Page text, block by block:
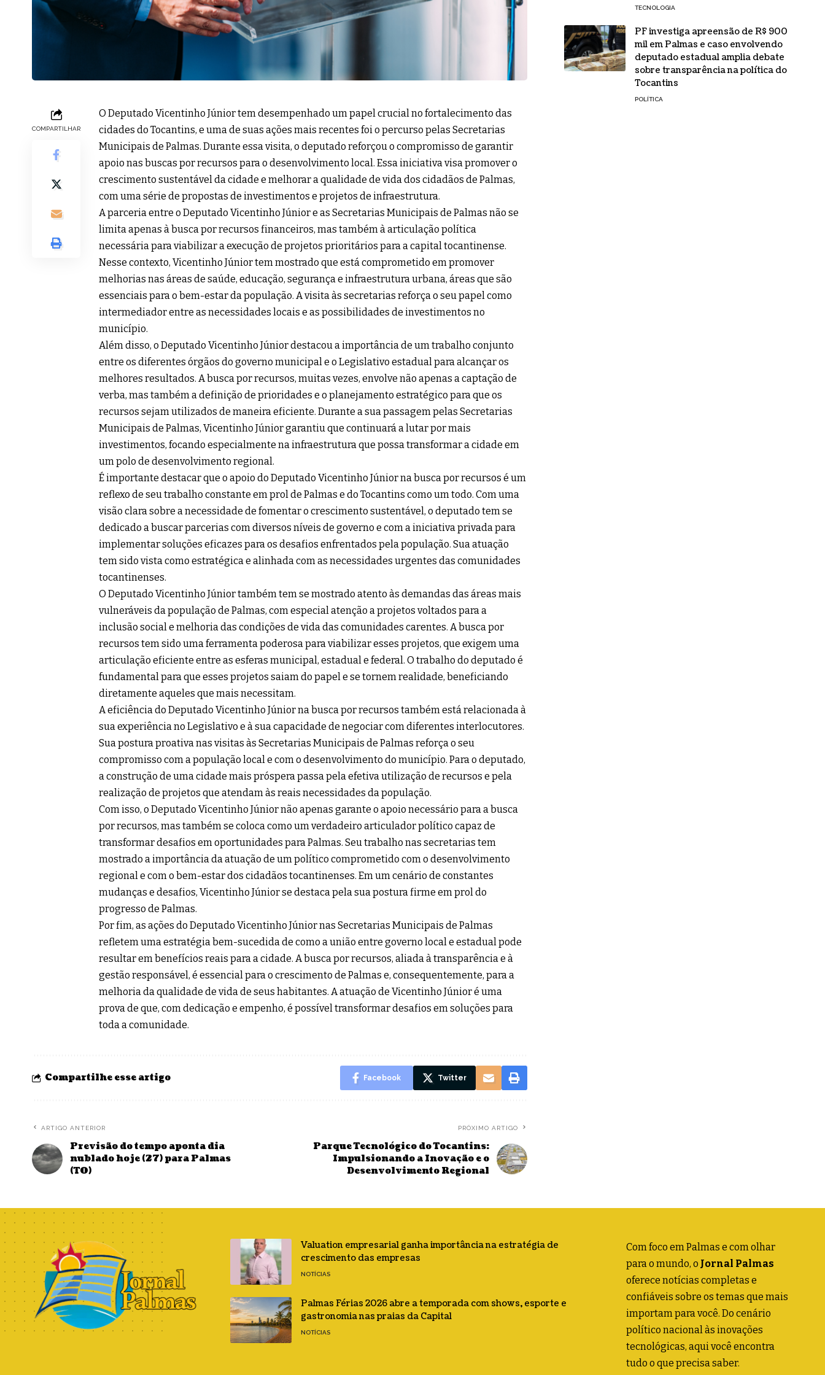
COMPARTILHAR
O Deputado Vicentinho Júnior tem desempenhado um papel crucial no fortalecimento das
cidades do Tocantins, e uma de suas ações mais recentes foi o percurso pelas Secretarias
Municipais de Palmas. Durante essa visita, o deputado reforçou o compromisso de garantir
apoio nas buscas por recursos para o desenvolvimento local. Essa iniciativa visa promover o
crescimento sustentável da cidade e melhorar a qualidade de vida dos cidadãos de Palmas,
com uma série de propostas de investimentos e projetos de infraestrutura.
A parceria entre o Deputado Vicentinho Júnior e as Secretarias Municipais de Palmas não se
limita apenas à busca por recursos financeiros, mas também à articulação política
necessária para viabilizar a execução de projetos prioritários para a capital tocantinense.
Nesse contexto, Vicentinho Júnior tem mostrado que está comprometido em promover
melhorias nas áreas de saúde, educação, segurança e infraestrutura urbana, áreas que são
essenciais para o bem-estar da população. A visita às secretarias reforça o seu papel como
intermediador entre as necessidades locais e as possibilidades de investimentos no
município.
Além disso, o Deputado Vicentinho Júnior destacou a importância de um trabalho conjunto
entre os diferentes órgãos do governo municipal e o Legislativo estadual para alcançar os
melhores resultados. A busca por recursos, muitas vezes, envolve não apenas a captação de
verba, mas também a definição de prioridades e o planejamento estratégico para que os
recursos sejam utilizados de maneira eficiente. Durante a sua passagem pelas Secretarias
Municipais de Palmas, Vicentinho Júnior garantiu que continuará a lutar por mais
investimentos, focando especialmente na infraestrutura que possa transformar a cidade em
um polo de desenvolvimento regional.
É importante destacar que o apoio do Deputado Vicentinho Júnior na busca por recursos é um
reflexo de seu trabalho constante em prol de Palmas e do Tocantins como um todo. Com uma
visão clara sobre a necessidade de fomentar o crescimento sustentável, o deputado tem se
dedicado a buscar parcerias com diversos níveis de governo e com a iniciativa privada para
implementar soluções eficazes para os desafios enfrentados pela população. Sua atuação
tem sido vista como estratégica e alinhada com as necessidades urgentes das comunidades
tocantinenses.
O Deputado Vicentinho Júnior também tem se mostrado atento às demandas das áreas mais
vulneráveis da população de Palmas, com especial atenção a projetos voltados para a
inclusão social e melhoria das condições de vida das comunidades carentes. A busca por
recursos tem sido uma ferramenta poderosa para viabilizar esses projetos, que exigem uma
articulação eficiente entre as esferas municipal, estadual e federal. O trabalho do deputado é
fundamental para que esses projetos saiam do papel e se tornem realidade, beneficiando
diretamente aqueles que mais necessitam.
A eficiência do Deputado Vicentinho Júnior na busca por recursos também está relacionada à
sua experiência no Legislativo e à sua capacidade de negociar com diferentes interlocutores.
Sua postura proativa nas visitas às Secretarias Municipais de Palmas reforça o seu
compromisso com a população local e com o desenvolvimento do município. Para o deputado,
a construção de uma cidade mais próspera passa pela efetiva utilização de recursos e pela
realização de projetos que atendam às reais necessidades da população.
Com isso, o Deputado Vicentinho Júnior não apenas garante o apoio necessário para a busca
por recursos, mas também se coloca como um verdadeiro articulador político capaz de
transformar desafios em oportunidades para Palmas. Seu trabalho nas secretarias tem
mostrado a importância da atuação de um político comprometido com o desenvolvimento
regional e com o bem-estar dos cidadãos tocantinenses. Em um cenário de constantes
mudanças e desafios, Vicentinho Júnior se destaca pela sua postura firme em prol do
progresso de Palmas.
Por fim, as ações do Deputado Vicentinho Júnior nas Secretarias Municipais de Palmas
refletem uma estratégia bem-sucedida de como a união entre governo local e estadual pode
resultar em benefícios reais para a cidade. A busca por recursos, aliada à transparência e à
gestão responsável, é essencial para o crescimento de Palmas e, consequentemente, para a
melhoria da qualidade de vida de seus habitantes. A atuação de Vicentinho Júnior é uma
prova de que, com dedicação e empenho, é possível transformar desafios em soluções para
toda a comunidade.
Compartilhe esse artigo Facebook Twitter
ARTIGO ANTERIOR
Previsão do tempo aponta dia
nublado hoje (27) para Palmas
(TO)
PRÓXIMO ARTIGO
Parque Tecnológico do Tocantins:
Impulsionando a Inovação e o
Desenvolvimento Regional
TECNOLOGIA
PF investiga apreensão de R$ 900
mil em Palmas e caso envolvendo
deputado estadual amplia debate
sobre transparência na política do
Tocantins
POLÍTICA
Valuation empresarial ganha importância na estratégia de
crescimento das empresas
NOTÍCIAS
Palmas Férias 2026 abre a temporada com shows, esporte e
gastronomia nas praias da Capital
NOTÍCIAS
Com foco em Palmas e com olhar
para o mundo, o Jornal Palmas
oferece notícias completas e
confiáveis sobre os temas que mais
importam para você. Do cenário
político nacional às inovações
tecnológicas, aqui você encontra
tudo o que precisa saber.